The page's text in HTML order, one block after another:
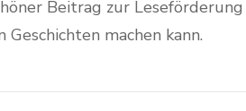
Beitrag zur
machen kann.